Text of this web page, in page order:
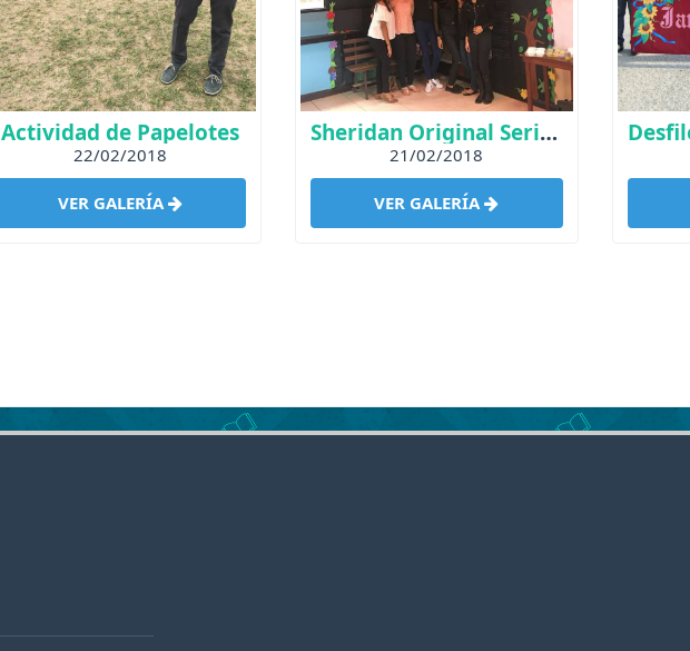
Actividad de Papelotes
22/02/2018
VER GALERÍA
Sheridan Original Series Presentations
21/02/2018
VER GALERÍA